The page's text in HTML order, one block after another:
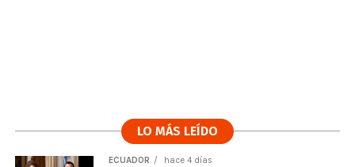
LO MÁS LEÍDO
ECUADOR hace 4 días